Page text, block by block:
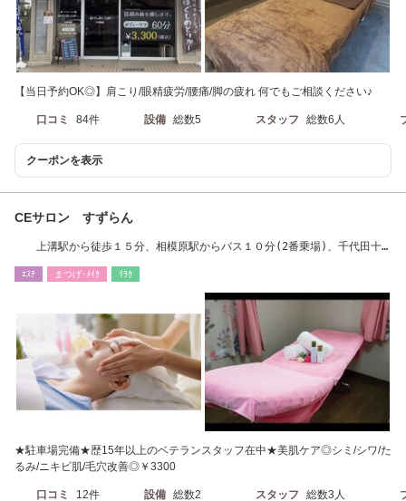
【当日予約OK◎】肩こり/眼精疲労/腰痛/脚の疲れ 何でもご相談ください♪
口コミ 84件 設備 総数5 スタッフ 総数6人
クーポンを表示
CEサロン すずらん
上溝駅から徒歩１５分、相模原駅からバス１０分(2番乗場)、千代田十
ｴｽﾃ まつげ･ﾒｲｸ ﾘﾗｸ
★駐車場完備★歴15年以上のベテランスタッフ在中★美肌ケア◎シミ/シワ/た
るみ/ニキビ肌/毛穴改善◎￥3300
口コミ 12件 設備 総数2 スタッフ 総数3人